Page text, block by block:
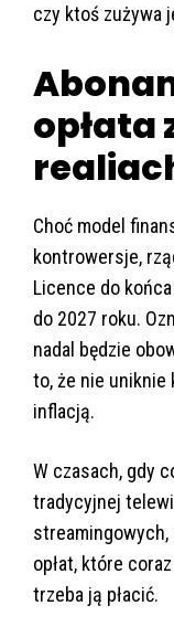
czy ktoś zużywa
opłata
Choć model
kontrowersje,
Licence do
do 2027 roku.
nadal będzie
to, że nie uniknie
inflacją.
W czasach, gdy
tradycyjnej
opłat, które
trzeba ją płacić.